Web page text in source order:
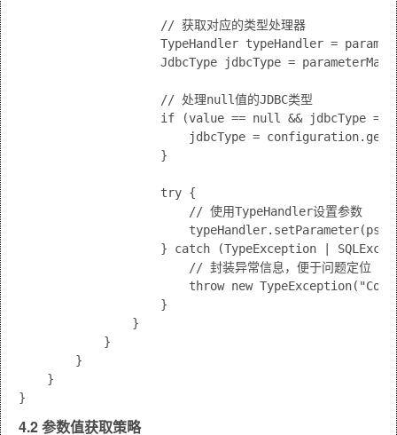
                    // 获取对应的类型处理器
TypeHandler typeHandler =
JdbcType jdbcType =
                    // 处理null值的JDBC类型
if (value == null && jdbcType ==
jdbcType =
                    }
                    try {
                        // 使用TypeHandler设置参数
typeHandler.setParameter(ps,
} catch (TypeException |
                        // 封装异常信息，便于问题定位
throw new
                    }
                }
            }
        }
    }
4.2 参数值获取策略